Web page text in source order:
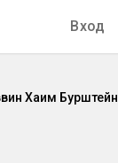
Вход
Хаим Бурштейн